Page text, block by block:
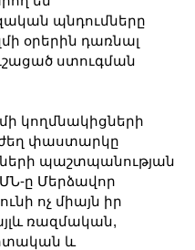
պնդումները
օրերին դառնալ
ստուգման
կողմնակիցների
փաստարկը
պաշտպանության
ը Մերձավոր
ոչ միայն իր
ռազմական,
և